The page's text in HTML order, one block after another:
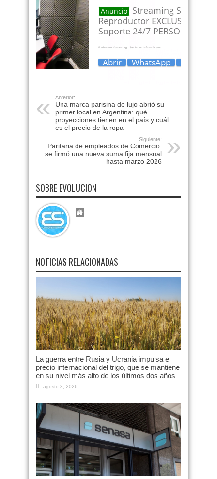
Anterior:
Una marca parisina de lujo abrió su
primer local en Argentina: qué
proyecciones tienen en el país y cuál
es el precio de la ropa
Siguiente:
Paritaria de empleados de Comercio:
se firmó una nueva suma fija mensual
hasta marzo 2026
SOBRE EVOLUCION
NOTICIAS RELACIONADAS
La guerra entre Rusia y Ucrania impulsa el
precio internacional del trigo, que se mantiene
en su nivel más alto de los últimos dos años
agosto 3, 2026